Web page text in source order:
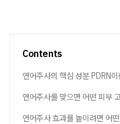
Contents
연어주사의 핵심 성분 PDRN
연어주사를 맞으면 어떤 피부
연어주사 효과를 높이려면 어